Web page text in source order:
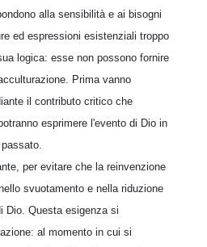
alla sensibilità e ai bisogni
ed espressioni esistenziali troppo
logica: esse non possono fornire
Prima vanno
il contributo critico che
esprimere l'evento di Dio in
per evitare che la reinvenzione
svuotamento e nella riduzione
Dio. Questa esigenza si
al momento in cui si